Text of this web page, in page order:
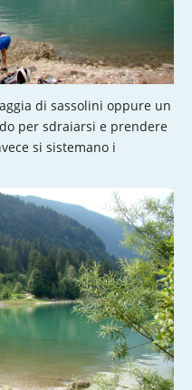
di sassolini oppure un
per sdraiarsi e prendere
si sistemano i